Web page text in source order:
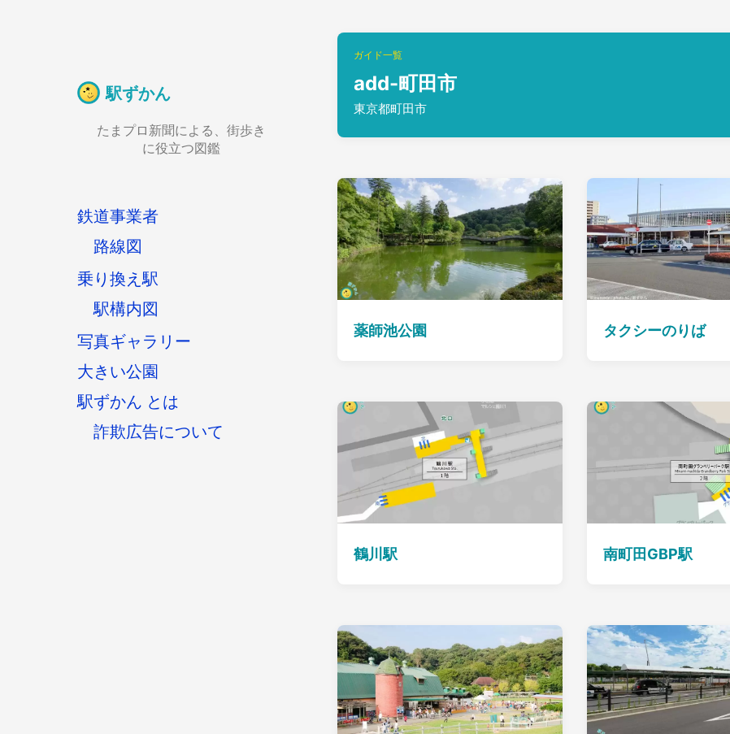
駅ずかん
たまプロ新聞による、街歩き
に役立つ図鑑
鉄道事業者
路線図
乗り換え駅
駅構内図
写真ギャラリー
大きい公園
駅ずかん とは
詐欺広告について
ガイド一覧
add-町田市
東京都町田市
薬師池公園 タクシーのりば
鶴川駅 南町田GBP駅